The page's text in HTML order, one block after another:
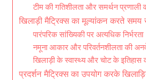
टीम की गतिशीलता और समर्थन प्रणाली
खिलाड़ी मैट्रिक्स का मूल्यांकन करते समय
पारंपरिक सांख्यिकी पर अत्यधिक निर्भरता
नमूना आकार और परिवर्तनशीलता की
खिलाड़ी के स्वास्थ्य और चोट के इतिहास
प्रदर्शन मैट्रिक्स का उपयोग करके